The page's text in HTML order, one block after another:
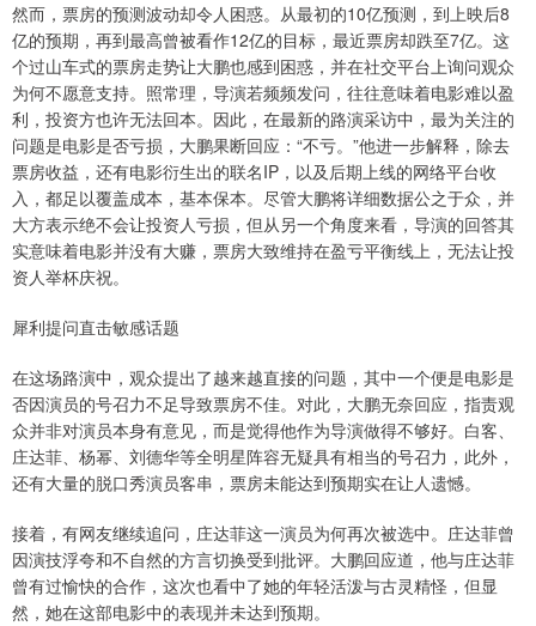
然而，票房的预测波动却令人困惑。从最初的10亿预测，到上映后8
亿的预期，再到最高曾被看作12亿的目标，最近票房却跌至7亿。这
个过山车式的票房走势让大鹏也感到困惑，并在社交平台上询问观众
为何不愿意支持。照常理，导演若频频发问，往往意味着电影难以盈
利，投资方也许无法回本。因此，在最新的路演采访中，最为关注的
问题是电影是否亏损，大鹏果断回应：“不亏。”他进一步解释，除去
票房收益，还有电影衍生出的联名IP，以及后期上线的网络平台收
入，都足以覆盖成本，基本保本。尽管大鹏将详细数据公之于众，并
大方表示绝不会让投资人亏损，但从另一个角度来看，导演的回答其
实意味着电影并没有大赚，票房大致维持在盈亏平衡线上，无法让投
资人举杯庆祝。
犀利提问直击敏感话题
在这场路演中，观众提出了越来越直接的问题，其中一个便是电影是
否因演员的号召力不足导致票房不佳。对此，大鹏无奈回应，指责观
众并非对演员本身有意见，而是觉得他作为导演做得不够好。白客、
庄达菲、杨幂、刘德华等全明星阵容无疑具有相当的号召力，此外，
还有大量的脱口秀演员客串，票房未能达到预期实在让人遗憾。
接着，有网友继续追问，庄达菲这一演员为何再次被选中。庄达菲曾
因演技浮夸和不自然的方言切换受到批评。大鹏回应道，他与庄达菲
曾有过愉快的合作，这次也看中了她的年轻活泼与古灵精怪，但显
然，她在这部电影中的表现并未达到预期。